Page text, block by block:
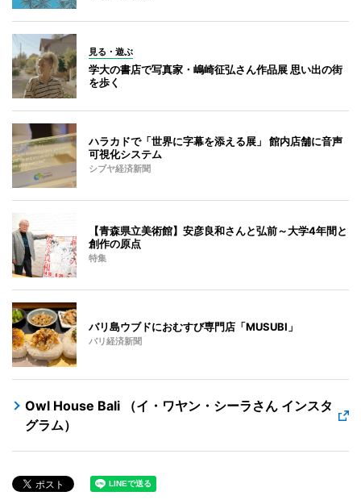
見る・遊ぶ
学大の書店で写真家・嶋崎征弘さん作品展 思い出の街
を歩く
ハラカドで「世界に字幕を添える展」 館内店舗に音声
可視化システム
シブヤ経済新聞
【青森県立美術館】安彦良和さんと弘前～大学4年間と
創作の原点
特集
バリ島ウブドにおむすび専門店「MUSUBI」
バリ経済新聞
Owl House Bali （イ・ワヤン・シーラさん インスタ
グラム）